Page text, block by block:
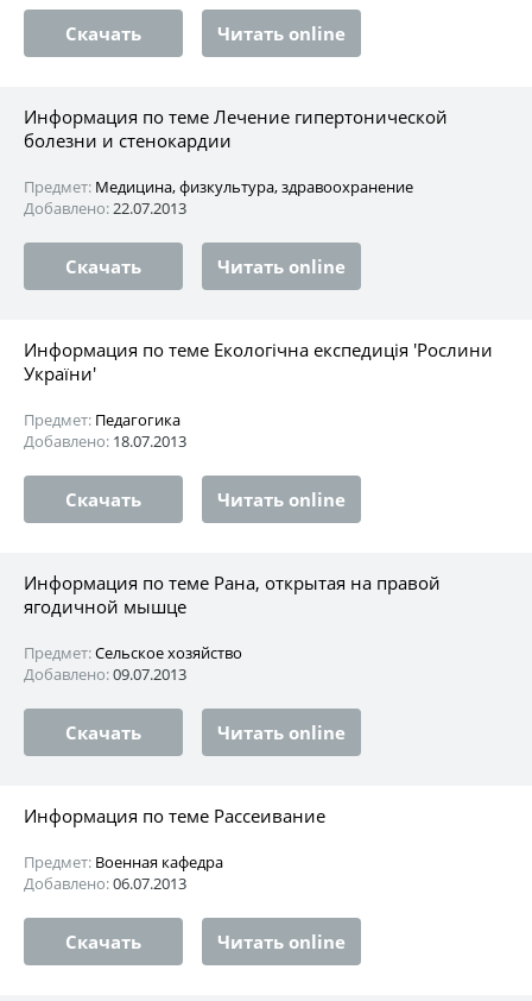
Скачать Читать online
Информация по теме Лечение гипертонической
болезни и стенокардии
Предмет: Медицина, физкультура, здравоохранение
Добавлено:22.07.2013
Скачать Читать online
Информация по теме Екологічна експедиція 'Рослини
України'
Предмет: Педагогика
Добавлено: 18.07.2013
Скачать Читать online
Информация по теме Рана, открытая на правой
ягодичной мышце
Предмет:Сельское хозяйство
Добавлено:09.07.2013
Скачать Читать online
Информация по теме Рассеивание
Предмет: Военная кафедра
Добавлено:06.07.2013
Скачать Читать online